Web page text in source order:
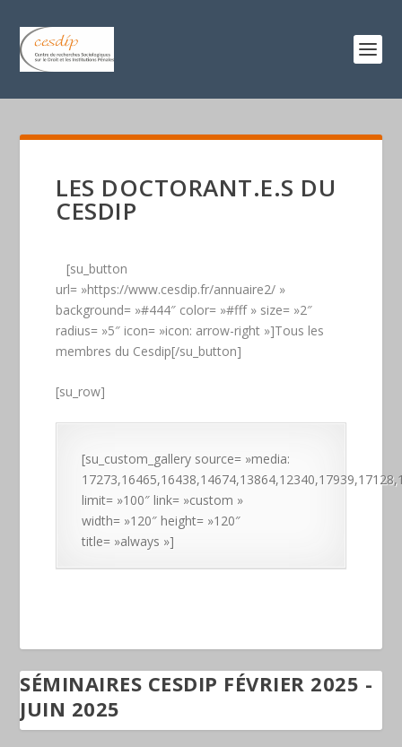
LES DOCTORANT.E.S DU
CESDIP
[su_button
url= »https://www.cesdip.fr/annuaire2/ »
background= »#444″ color= »#fff » size= »2″
radius= »5″ icon= »icon: arrow-right »]Tous les
membres du Cesdip[/su_button]
[su_row]
[su_custom_gallery source= »media:
limit= »100″ link= »custom »
width= »120″ height= »120″
title= »always »]
SÉMINAIRES CESDIP FÉVRIER 2025 -
JUIN 2025